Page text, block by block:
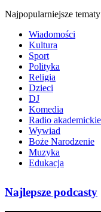
Najpopularniejsze tematy
Wiadomości
Kultura
Sport
Polityka
Religia
Dzieci
DJ
Komedia
Radio akademickie
Wywiad
Boże Narodzenie
Muzyka
Edukacja
Najlepsze podcasty